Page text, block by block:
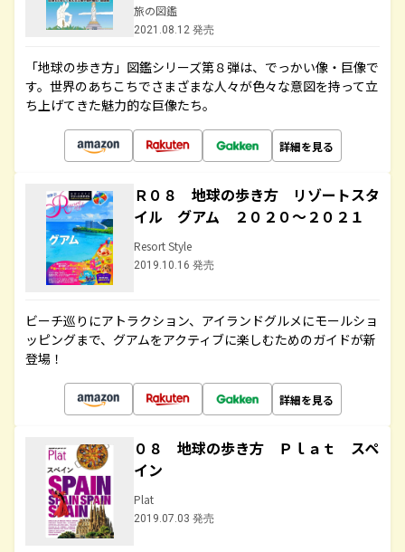
旅の図鑑
2021.08.12 発売
「地球の歩き方」図鑑シリーズ第８弾は、でっかい像・巨像で
す。世界のあちこちでさまざまな人々が色々な意図を持って立
ち上げてきた魅力的な巨像たち。
詳細を見る
Ｒ０８ 地球の歩き方 リゾートスタ
イル グアム ２０２０～２０２１
Resort Style
2019.10.16 発売
ビーチ巡りにアトラクション、アイランドグルメにモールショ
ッピングまで、グアムをアクティブに楽しむためのガイドが新
登場！
詳細を見る
０８ 地球の歩き方 Ｐｌａｔ スペ
イン
Plat
2019.07.03 発売